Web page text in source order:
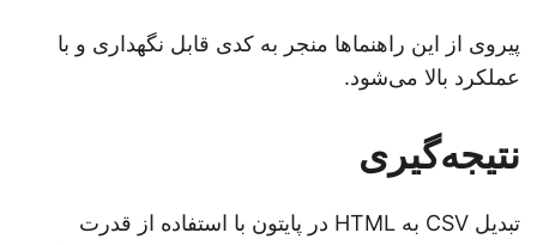
پیروی از این راهنماها منجر به کدی قابل نگهداری و با
عملکرد بالا می‌شود.
نتیجه‌گیری
تبدیل CSV به HTML در پایتون با استفاده از قدرت